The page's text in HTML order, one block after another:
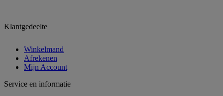
Klantgedeelte
Winkelmand
Afrekenen
Mijn Account
Service en informatie